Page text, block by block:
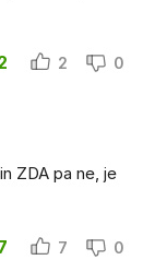
2 0
ZDA pa ne, je
7 0